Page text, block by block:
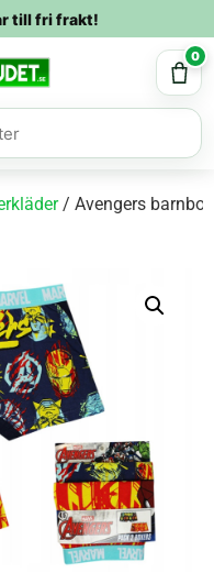
till fri frakt!
0
/ Avengers